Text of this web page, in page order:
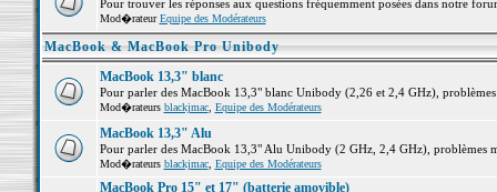
Pour trouver les réponses aux questions fréquemment posées dans notre
Mod�rateurEquipe des Modérateurs
MacBook & MacBook Pro Unibody
MacBook 13,3" blanc
Pour parler des MacBook 13,3" blanc Unibody (2,26 et 2,4 GHz),
Mod�rateurs blackjmac, Equipe des Modérateurs
MacBook 13,3" Alu
Pour parler des MacBook 13,3" Alu Unibody (2 GHz, 2,4 GHz), problèmes
Mod�rateurs blackjmac, Equipe des Modérateurs
MacBook Pro 15" et 17" (batterie amovible)